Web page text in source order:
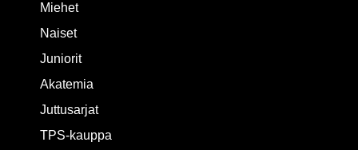
Miehet
Naiset
Juniorit
Akatemia
Juttusarjat
TPS-kauppa